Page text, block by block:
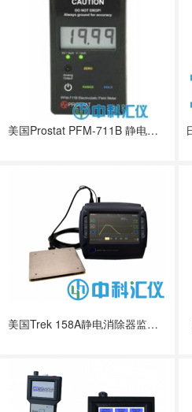
美国Prostat PFM-711B 静电场仪
美国Trek 158A静电消除器监测仪